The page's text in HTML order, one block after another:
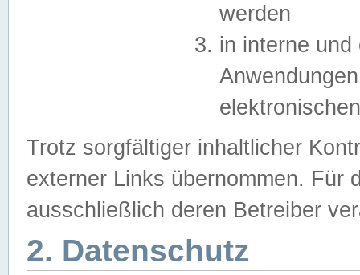
werden
in interne
Trotz sorgfältiger inhaltlicher
externer Links übernommen. Für
ausschließlich deren Betreiber
2. Datenschutz